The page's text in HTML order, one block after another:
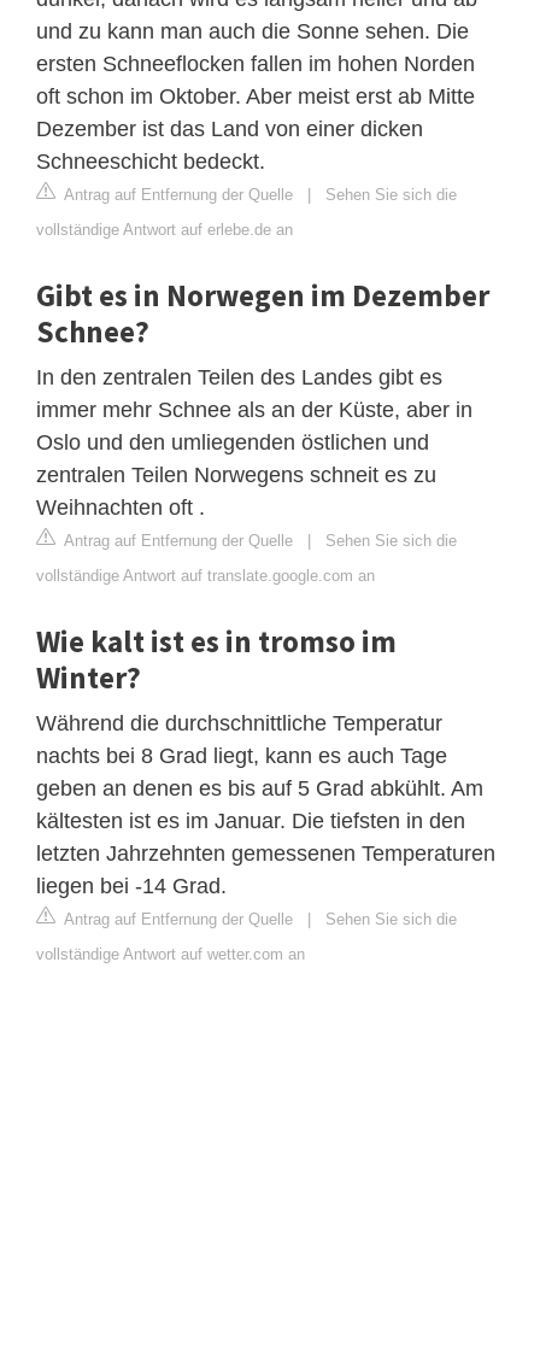
und zu kann man auch die Sonne sehen. Die
ersten Schneeflocken fallen im hohen Norden
oft schon im Oktober. Aber meist erst ab Mitte
Dezember ist das Land von einer dicken
Schneeschicht bedeckt.
Antrag auf Entfernung der Quelle | Sehen Sie sich die
vollständige Antwort auf erlebe.de an
Gibt es in Norwegen im Dezember
Schnee?
In den zentralen Teilen des Landes gibt es
immer mehr Schnee als an der Küste, aber in
Oslo und den umliegenden östlichen und
zentralen Teilen Norwegens schneit es zu
Weihnachten oft .
Antrag auf Entfernung der Quelle | Sehen Sie sich die
vollständige Antwort auf translate.google.com an
Wie kalt ist es in tromso im
Winter?
Während die durchschnittliche Temperatur
nachts bei 8 Grad liegt, kann es auch Tage
geben an denen es bis auf 5 Grad abkühlt. Am
kältesten ist es im Januar. Die tiefsten in den
letzten Jahrzehnten gemessenen Temperaturen
liegen bei -14 Grad.
Antrag auf Entfernung der Quelle | Sehen Sie sich die
vollständige Antwort auf wetter.com an